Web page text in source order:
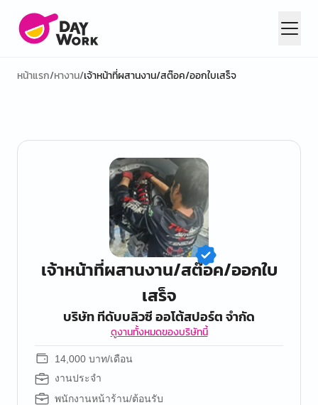
หน้าแรก/หางาน/เจ้าหน้าที่ผสานงาน/สต๊อค/ออกใบเสร็จ
เจ้าหน้าที่ผสานงาน/สต๊อค/ออกใบ
เสร็จ
บริษัท ทีดับบลิวซี ออโต้สปอร์ต จํากัด
ดูงานทั้งหมดของบริษัทนี้
14,000 บาท/เดือน
งานประจำ
พนักงานหน้าร้าน/ต้อนรับ